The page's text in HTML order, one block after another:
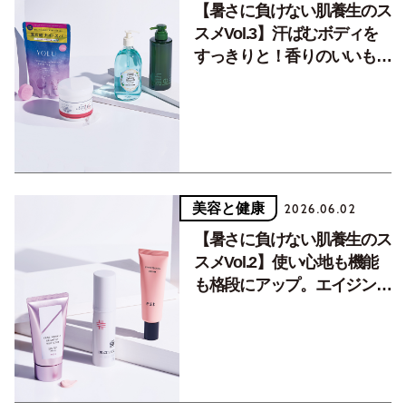
【暑さに負けない肌養生のス
スメVol.3】汗ばむボディを
すっきりと！香りのいいもの
美容と健康 2026.06.02
【暑さに負けない肌養生のス
スメVol.2】使い心地も機能
も格段にアップ。エイジング